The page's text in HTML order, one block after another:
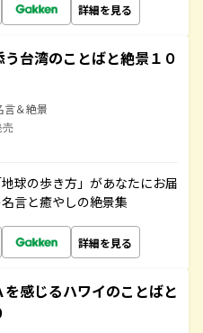
詳細を見る
台湾のことばと絶景１０
言＆絶景
売
球の歩き方」があなたにお届
言と癒やしの絶景集
詳細を見る
を感じるハワイのことばと